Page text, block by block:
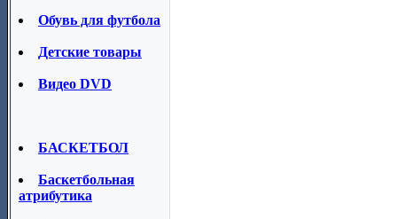
Обувь для футбола
Детские товары
Видео DVD
БАСКЕТБОЛ
Баскетбольная
атрибутика